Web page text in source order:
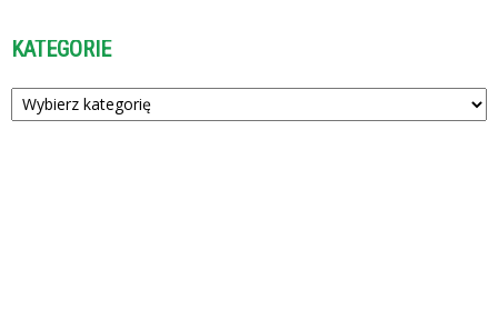
KATEGORIE
Kategorie